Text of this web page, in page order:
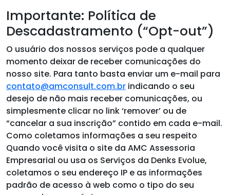
Importante: Política de
Descadastramento (“Opt-out”)
O usuário dos nossos serviços pode a qualquer
momento deixar de receber comunicações do
nosso site. Para tanto basta enviar um e-mail para
contato@amconsult.com.br indicando o seu
desejo de não mais receber comunicações, ou
simplesmente clicar no link ‘remover’ ou de
“cancelar a sua inscrição” contido em cada e-mail.
Como coletamos informações a seu respeito
Quando você visita o site da AMC Assessoria
Empresarial ou usa os Serviços da Denks Evolue,
coletamos o seu endereço IP e as informações
padrão de acesso à web como o tipo do seu